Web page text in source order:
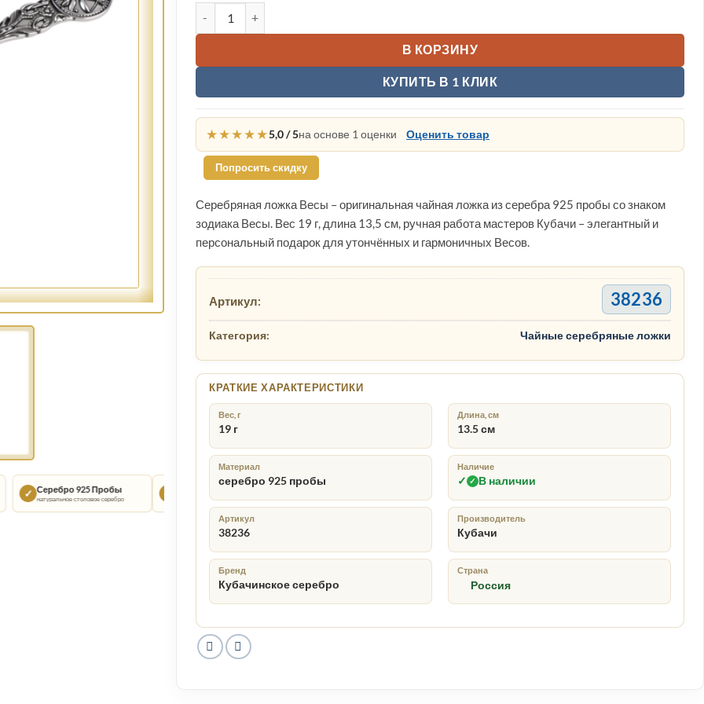
Серебро 925 Пробы
натуральное столовое серебро
Кубачи
традиции ручной работы
Подарочная упаковка
подойдёт для особого подарка
Доставка по России
бережная отправка заказа
Количество товара Серебряная ложка Весы
В КОРЗИНУ
КУПИТЬ В 1 КЛИК
★★★★★5,0 / 5на основе 1 оценки Оценить товар
Попросить скидку
Серебряная ложка Весы – оригинальная чайная ложка из серебра 925 пробы со знаком
зодиака Весы. Вес 19 г, длина 13,5 см, ручная работа мастеров Кубачи – элегантный и
персональный подарок для утончённых и гармоничных Весов.
Артикул: 38236
Категория: Чайные серебряные ложки
КРАТКИЕ ХАРАКТЕРИСТИКИ
Вес, г
19 г
Длина, см
13.5 см
Материал
серебро 925 пробы
Наличие
✓ ✓ В наличии
Артикул
38236
Производитель
Кубачи
Бренд
Кубачинское серебро
Страна
Россия